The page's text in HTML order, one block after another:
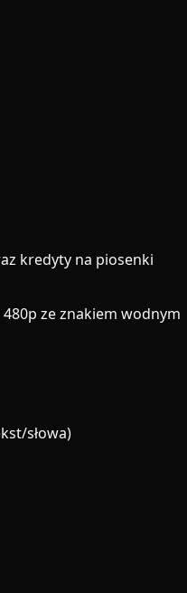
kredyty na piosenki
ze znakiem wodnym
słowa)